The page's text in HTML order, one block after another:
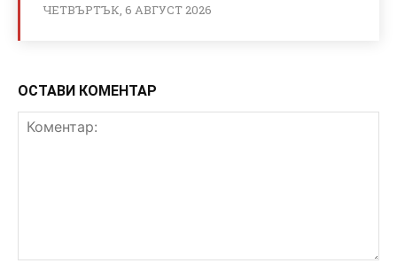
ЧЕТВЪРТЪК, 6 АВГУСТ 2026
ОСТАВИ КОМЕНТАР